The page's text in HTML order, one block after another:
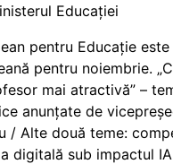
Educației
pentru Educație
pentru noiembrie.
mai atractivă” –
anunțate de
/ Alte două teme:
digitală sub impactul IA